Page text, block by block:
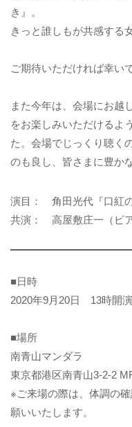
き』。
きっと誰しもが共感する
ご期待いただければ幸い
また今年は、会場にお越
をお楽しみいただけるよ
た。会場でじっくり聴く
のも良し、皆さまに豊か
演目： 角田光代『口紅
共演： 高屋敷庄一（ピ
■日時
2020年9月20日 13時開演
■場所
南青山マンダラ
東京都港区南青山3-2-2
※ご来場の際は、体調の
願いいたします。